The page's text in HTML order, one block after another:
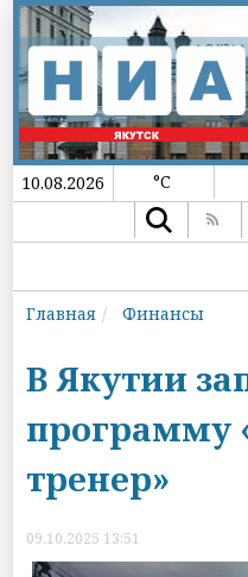
10.08.2026 °C
Главная Финансы
В Якутии
программу
тренер»
09.10.2025 13:51